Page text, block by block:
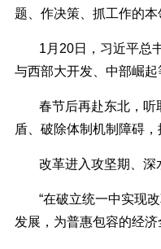
题、作决策、抓工作的本
1月20日，习近平总
与西部大开发、中部崛起
春节后再赴东北，听
盾、破除体制机制障碍
改革进入攻坚期、深
“在破立统一中实现
发展，为普惠包容的经